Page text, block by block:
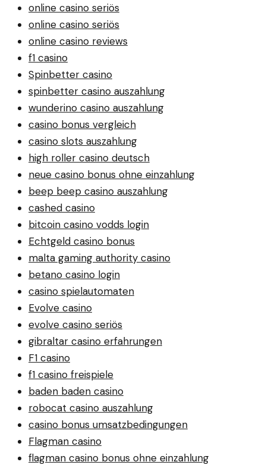
online casino seriös
online casino seriös
online casino reviews
f1 casino
Spinbetter casino
spinbetter casino auszahlung
wunderino casino auszahlung
casino bonus vergleich
casino slots auszahlung
high roller casino deutsch
neue casino bonus ohne einzahlung
beep beep casino auszahlung
cashed casino
bitcoin casino vodds login
Echtgeld casino bonus
malta gaming authority casino
betano casino login
casino spielautomaten
Evolve casino
evolve casino seriös
gibraltar casino erfahrungen
F1 casino
f1 casino freispiele
baden baden casino
robocat casino auszahlung
casino bonus umsatzbedingungen
Flagman casino
flagman casino bonus ohne einzahlung